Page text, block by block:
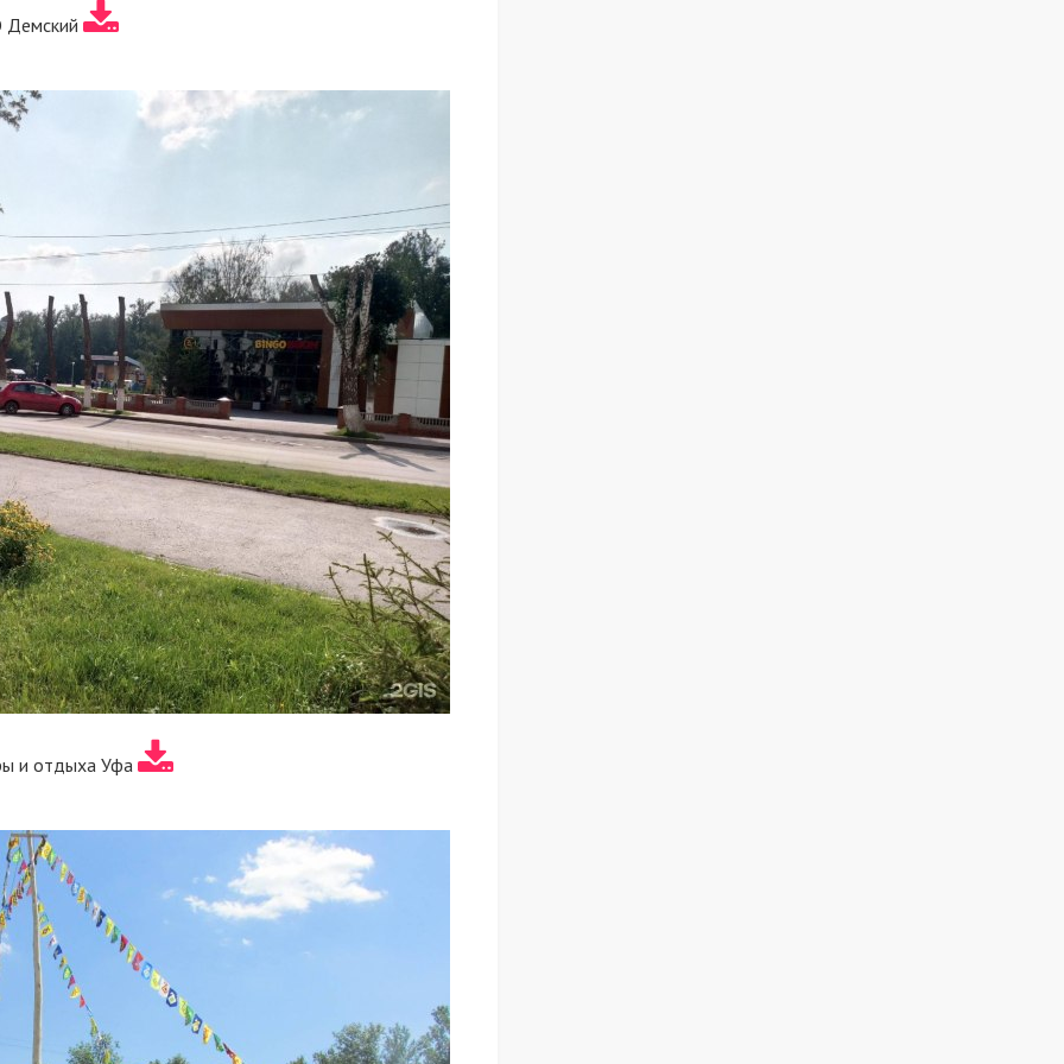
и отдыха Уфа